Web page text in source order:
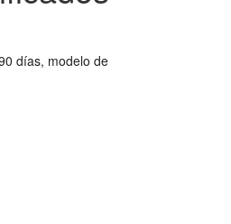
días, modelo de